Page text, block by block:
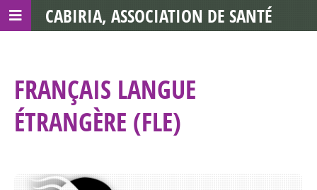
FRANÇAIS LANGUE
ÉTRANGÈRE (FLE)
CABIRIA, ASSOCIATION DE SANTÉ